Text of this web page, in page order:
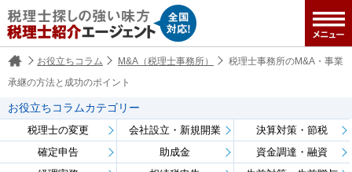
お役立ちコラム M&A（税理士事務所）
税理士事務所のM&A・事業
承継の方法と成功のポイント
お役立ちコラムカテゴリー
税理士の変更 会社設立・新規開業
決算対策・節税
確定申告
助成金
資金調達・融資